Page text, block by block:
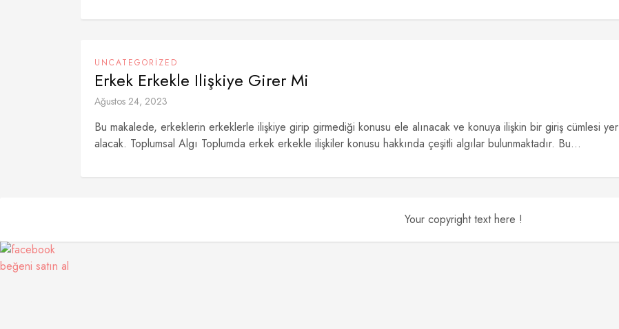
UNCATEGORIZED
Erkek Erkekle Ilişkiye Girer Mi
Ağustos 24, 2023
Bu makalede, erkeklerin erkeklerle ilişkiye girip girmediği konusu ele alınacak ve konuya ilişkin bir giriş cümlesi yer
alacak. Toplumsal Algı Toplumda erkek erkekle ilişkiler konusu hakkında çeşitli algılar bulunmaktadır. Bu...
Your copyright text here !